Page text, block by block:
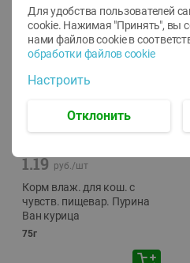
1.19 руб./шт
Корм влаж. для кош. с
чувств. пищевар. Пурина
Ван курица
75г
Для удобства пользователей
cookie. Нажимая "Принять", вы
нами файлов cookie в
обработки файлов cookie
Настроить
Отклонить